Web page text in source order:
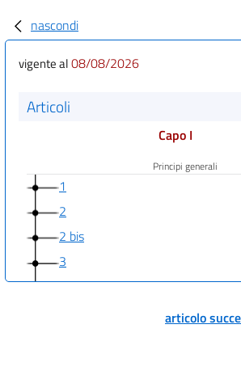
nascondi
vigente al08/08/2026
Articoli
Capo I
Principi generali
1
2
2 bis
3
4
articolo